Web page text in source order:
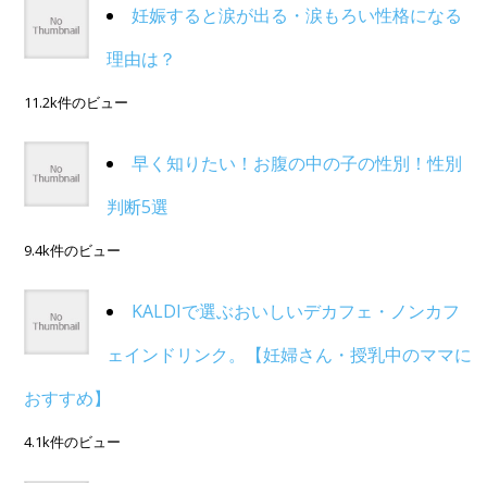
妊娠すると涙が出る・涙もろい性格になる
理由は？
11.2k件のビュー
早く知りたい！お腹の中の子の性別！性別
判断5選
9.4k件のビュー
KALDIで選ぶおいしいデカフェ・ノンカフ
ェインドリンク。【妊婦さん・授乳中のママに
おすすめ】
4.1k件のビュー